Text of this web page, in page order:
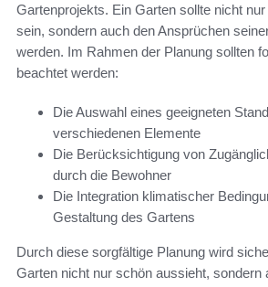
Gartenprojekts. Ein Garten sollte nicht
sein, sondern auch den Ansprüchen
werden. Im Rahmen der Planung sollten
beachtet werden:
Die Auswahl eines geeigneten
verschiedenen Elemente
Die Berücksichtigung von
durch die Bewohner
Die Integration klimatischer
Gestaltung des Gartens
Durch diese sorgfältige Planung wird
Garten nicht nur schön aussieht, sondern